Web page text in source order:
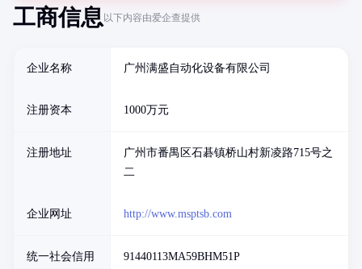
工商信息以下内容由爱企查提供
企业名称 广州满盛自动化设备有限公司
注册资本 1000万元
注册地址
广州市番禺区石碁镇桥山村新凌路715号之
二
企业网址 http://www.msptsb.com
统一社会信用
91440113MA59BHM51P